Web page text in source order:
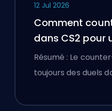
12 Jul 2026
Comment
dans CS2 pour
précision
Résumé : Le
toujours des duels